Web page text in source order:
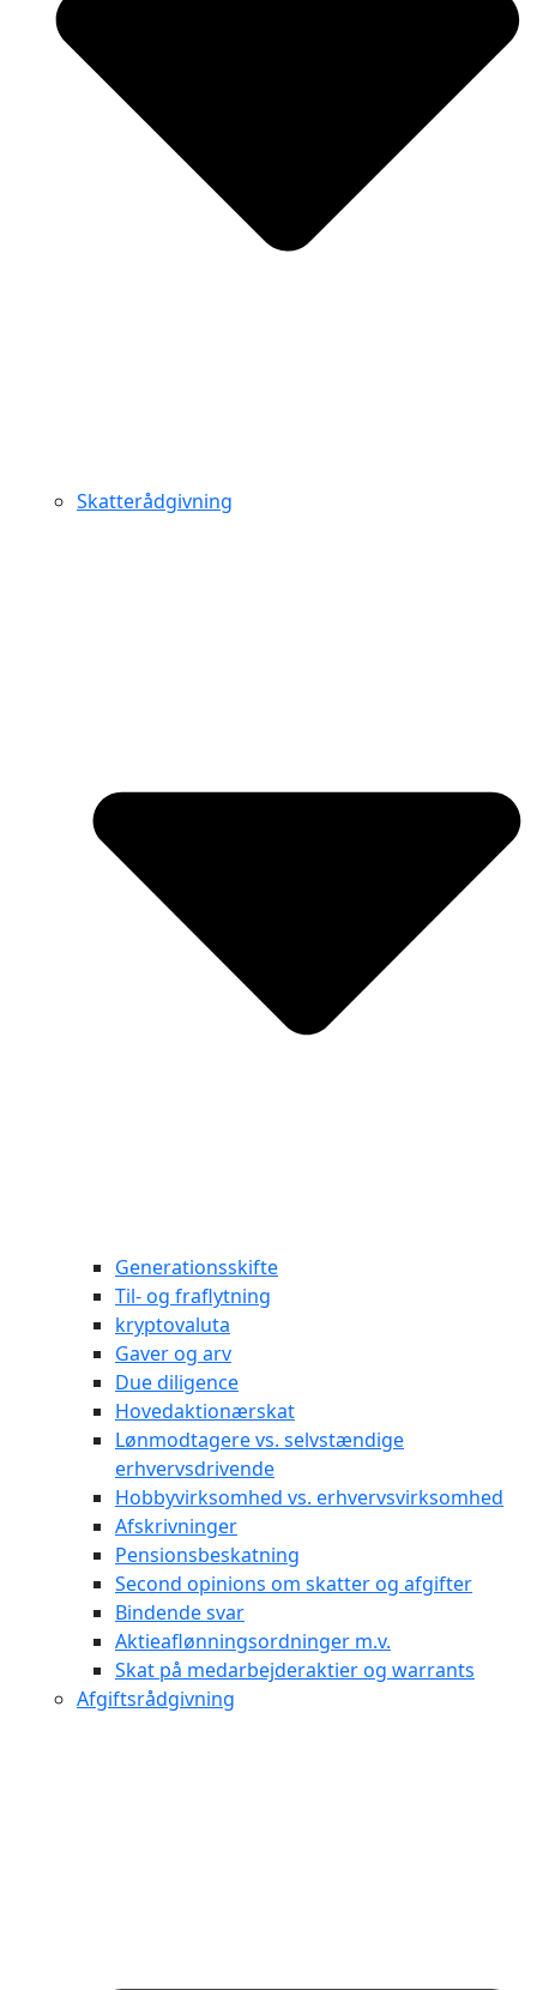
Skatterådgivning
Generationsskifte
Til- og fraflytning
kryptovaluta
Gaver og arv
Due diligence
Hovedaktionærskat
Lønmodtagere vs. selvstændige
erhvervsdrivende
Hobbyvirksomhed vs. erhvervsvirksomhed
Afskrivninger
Pensionsbeskatning
Second opinions om skatter og afgifter
Bindende svar
Aktieaflønningsordninger m.v.
Skat på medarbejderaktier og warrants
Afgiftsrådgivning